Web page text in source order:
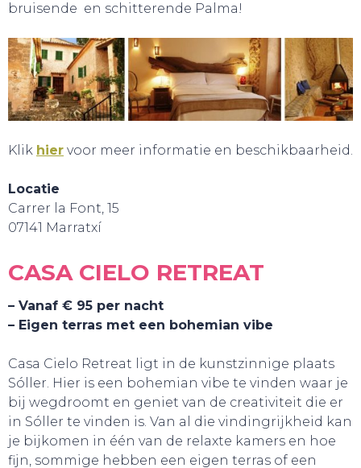
bruisende en schitterende Palma!
Klik hier voor meer informatie en beschikbaarheid.
Locatie
Carrer la Font, 15
07141 Marratxí
CASA CIELO RETREAT
– Vanaf € 95 per nacht
– Eigen terras met een bohemian vibe
Casa Cielo Retreat ligt in de kunstzinnige plaats
Sóller. Hier is een bohemian vibe te vinden waar je
bij wegdroomt en geniet van de creativiteit die er
in Sóller te vinden is. Van al die vindingrijkheid kan
je bijkomen in één van de relaxte kamers en hoe
fijn, sommige hebben een eigen terras of een